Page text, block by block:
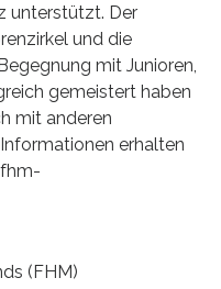
unterstützt. Der
und die
mit Junioren,
gemeistert haben
mit anderen
erhalten
(FHM)